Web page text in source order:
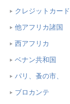
クレジットカー
他アフリカ諸国
西アフリカ
ベナン共和国
パリ、蚤の市、
ブロカンテ